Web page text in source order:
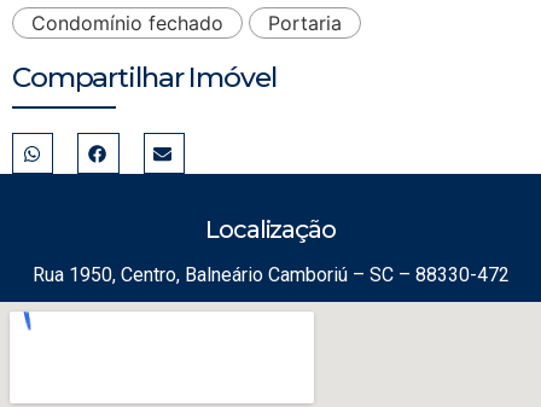
Condomínio fechado Portaria
Compartilhar Imóvel
Localização
Rua 1950, Centro, Balneário Camboriú – SC – 88330-472